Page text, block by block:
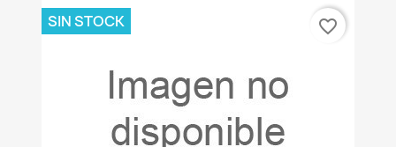
SIN STOCK favorite_border